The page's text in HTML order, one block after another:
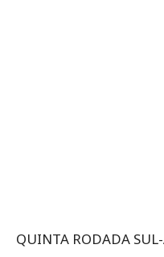
QUINTA RODADA